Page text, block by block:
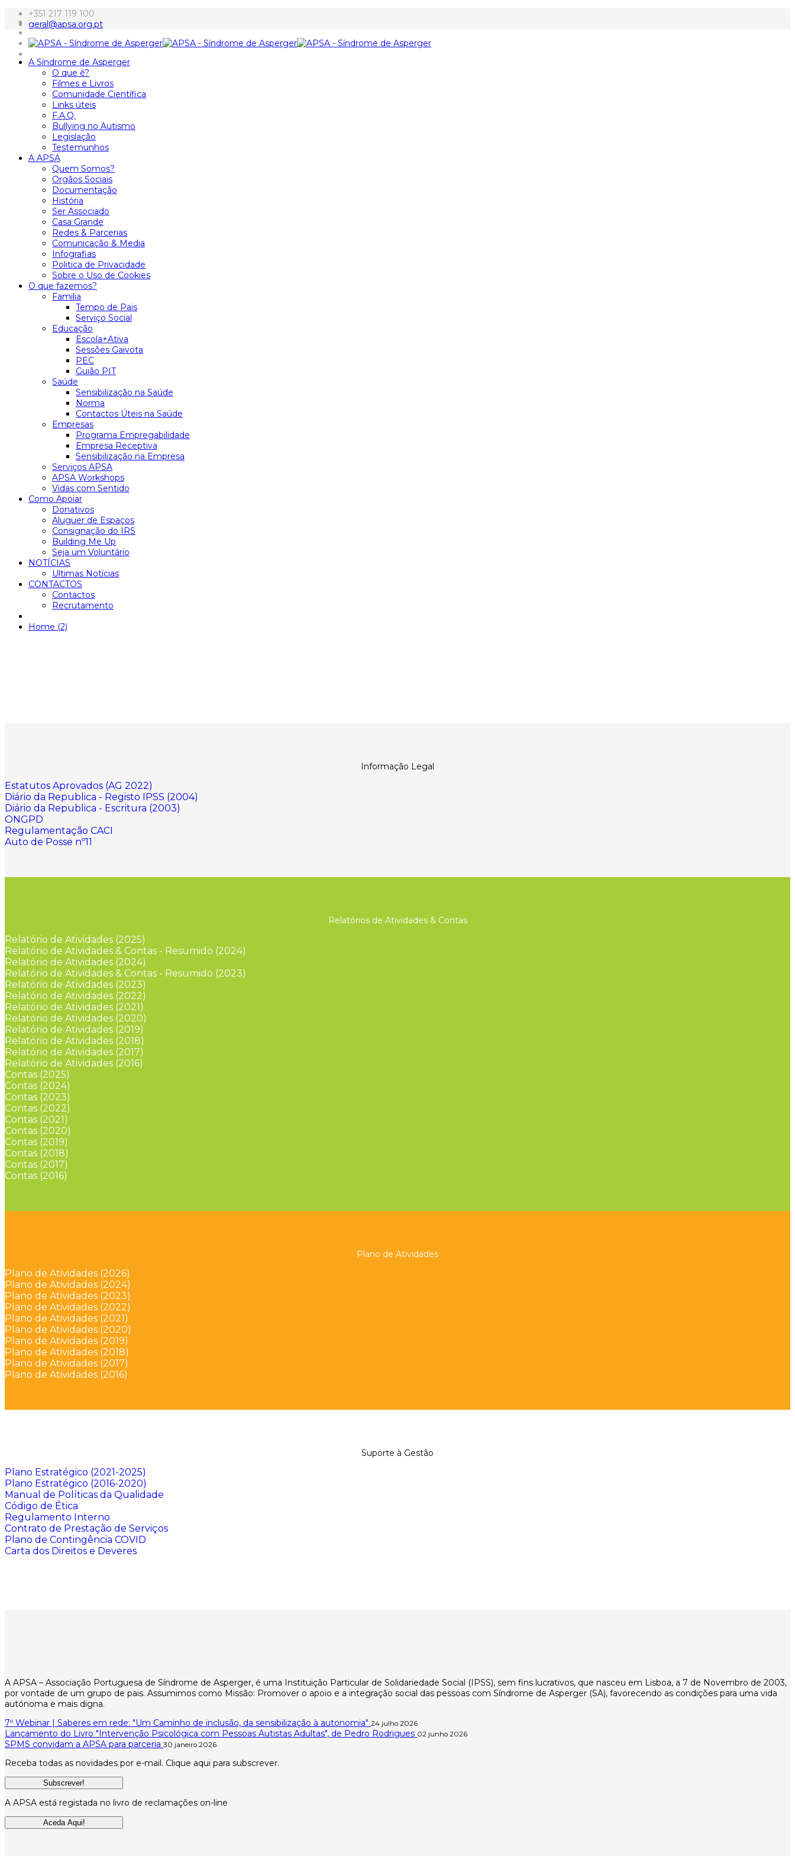
+351 217 119 100
geral@apsa.org.pt
A Síndrome de Asperger
O que é?
Filmes e Livros
Comunidade Científica
Links úteis
F.A.Q.
Bullying no Autismo
Legislação
Testemunhos
A APSA
Quem Somos?
Orgãos Sociais
Documentação
História
Ser Associado
Casa Grande
Redes & Parcerias
Comunicação & Media
Infografias
Politica de Privacidade
Sobre o Uso de Cookies
O que fazemos?
Familia
Tempo de Pais
Serviço Social
Educação
Escola+Ativa
Sessões Gaivota
PEC
Guião PIT
Saúde
Sensibilização na Saúde
Norma
Contactos Úteis na Saúde
Empresas
Programa Empregabilidade
Empresa Receptiva
Sensibilização na Empresa
Serviços APSA
APSA Workshops
Vidas com Sentido
Como Apoiar
Donativos
Aluguer de Espaços
Consignação do IRS
Building Me Up
Seja um Voluntário
NOTÍCIAS
Ultimas Notícias
CONTACTOS
Contactos
Recrutamento
Home (2)
Informação Legal
Estatutos Aprovados (AG 2022)
Diário da Republica - Registo IPSS (2004)
Diário da Republica - Escritura (2003)
ONGPD
Regulamentação CACI
Auto de Posse nº11
Relatórios de Atividades & Contas
Relatório de Atividades (2025)
Relatório de Atividades & Contas - Resumido (2024)
Relatório de Atividades (2024)
Relatório de Atividades & Contas - Resumido (2023)
Relatório de Atividades (2023)
Relatório de Atividades (2022)
Relatório de Atividades (2021)
Relatório de Atividades (2020)
Relatório de Atividades (2019)
Relatório de Atividades (2018)
Relatório de Atividades (2017)
Relatório de Atividades (2016)
Contas (2025)
Contas (2024)
Contas (2023)
Contas (2022)
Contas (2021)
Contas (2020)
Contas (2019)
Contas (2018)
Contas (2017)
Contas (2016)
Plano de Atividades
Plano de Atividades (2026)
Plano de Atividades (2024)
Plano de Atividades (2023)
Plano de Atividades (2022)
Plano de Atividades (2021)
Plano de Atividades (2020)
Plano de Atividades (2019)
Plano de Atividades (2018)
Plano de Atividades (2017)
Plano de Atividades (2016)
Suporte à Gestão
Plano Estratégico (2021-2025)
Plano Estratégico (2016-2020)
Manual de Políticas da Qualidade
Código de Ética
Regulamento Interno
Contrato de Prestação de Serviços
Plano de Contingência COVID
Carta dos Direitos e Deveres
A APSA – Associação Portuguesa de Síndrome de Asperger, é uma Instituição Particular de Solidariedade Social (IPSS), sem fins lucrativos, que nasceu em Lisboa, a 7 de Novembro de 2003,
por vontade de um grupo de pais. Assumimos como Missão: Promover o apoio e a integração social das pessoas com Síndrome de Asperger (SA), favorecendo as condições para uma vida
autónoma e mais digna.
7º Webinar | Saberes em rede: "Um Caminho de inclusão, da sensibilização à autonomia" 24 julho 2026
Lançamento do Livro "Intervenção Psicológica com Pessoas Autistas Adultas", de Pedro Rodrigues 02 junho 2026
SPMS convidam a APSA para parceria 30 janeiro 2026
Receba todas as novidades por e-mail. Clique aqui para subscrever.
Subscrever!
A APSA está registada no livro de reclamações on-line
Aceda Aqui!